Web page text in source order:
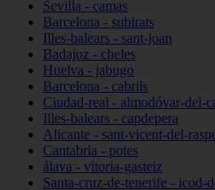
Sevilla - camas
Barcelona - subirats
Illes-balears - sant-joan
Badajoz - cheles
Huelva - jabugo
Barcelona - cabrils
Ciudad-real - almodóvar-del-
Illes-balears - capdepera
Alicante - sant-vicent-del-
Cantabria - potes
álava - vitoria-gasteiz
Santa-cruz-de-tenerife - icod-